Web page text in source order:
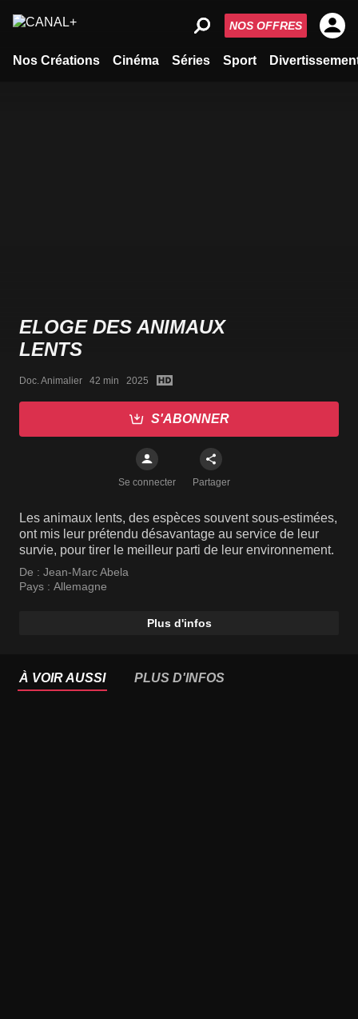
Nos Créations Cinéma Séries Sport
NOS OFFRES
ELOGE DES ANIMAUX
LENTS
Doc. Animalier   42 min   2025
S'ABONNER
Se connecter Partager
Les animaux lents, des espèces souvent sous-estimées,
ont mis leur prétendu désavantage au service de leur
survie, pour tirer le meilleur parti de leur environnement.
De : Jean-Marc Abela
Pays : Allemagne
Plus d'infos
À VOIR AUSSI PLUS D'INFOS